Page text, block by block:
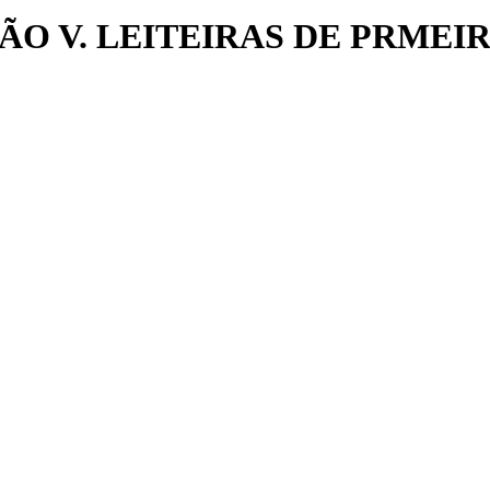
V. LEITEIRAS DE